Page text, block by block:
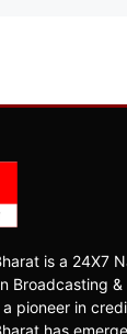
is a 24X7
Broadcasting
a pioneer in